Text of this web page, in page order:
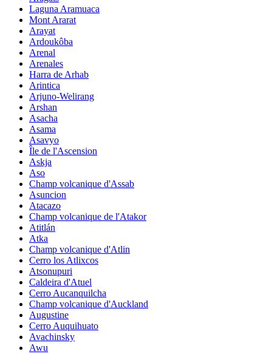
Laguna Aramuaca
Mont Ararat
Arayat
Ardoukôba
Arenal
Arenales
Harra de Arhab
Arintica
Arjuno-Welirang
Arshan
Asacha
Asama
Asavyo
Île de l'Ascension
Askja
Aso
Champ volcanique d'Assab
Asuncion
Atacazo
Champ volcanique de l'Atakor
Atitlán
Atka
Champ volcanique d'Atlin
Cerro los Atlixcos
Atsonupuri
Caldeira d'Atuel
Cerro Aucanquilcha
Champ volcanique d'Auckland
Augustine
Cerro Auquihuato
Avachinsky
Awu